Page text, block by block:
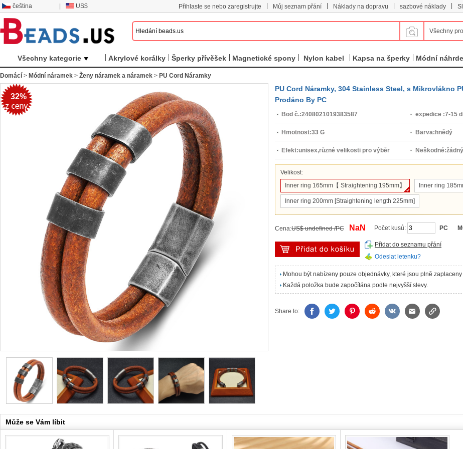
čeština US$ Přihlaste se nebo zaregistrujte Můj seznam přání Náklady na dopravu sazbové náklady
Všechny
Všechny kategorie Akrylové korálky Šperky přívěšek Magnetické spony Nylon kabel Kapsa na šperky Módní
Domácí > Módní náramek > Ženy náramek a náramek > PU Cord Náramky
32%
PU Cord Náramky, 304 Stainless Steel, s Mikrovlákno
Prodáno By PC
Bod č.:2408021019383587 expedice :7-15
Hmotnost:33 G Barva: hnědý
Efekt:unisex,různé velikosti pro výběr Neškodné:žádný
Velikost:
Inner ring 165mm【 Straightening 195mm】
Inner ring
Inner ring 200mm [Straightening length 225mm]
Cena:US$ undefined /PC NaN Počet kusů: PC
Přidat do seznamu přání
Odeslat letenku?
Mohou být nabízeny pouze objednávky, které jsou plně zaplaceny
Každá položka bude započítána podle nejvyšší slevy.
Share to:
Může se Vám líbit